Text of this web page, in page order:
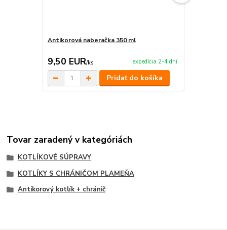
Antikorová naberačka 350 ml
9,50 EUR/ks expedícia 2-4 dní
Pridať do košíka
Tovar zaradený v kategóriách
KOTLÍKOVÉ SÚPRAVY
KOTLÍKY S CHRÁNIČOM PLAMEŇA
Antikorový kotlík + chránič